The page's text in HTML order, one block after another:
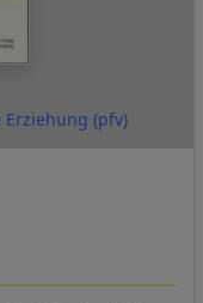
Erziehung (pfv)